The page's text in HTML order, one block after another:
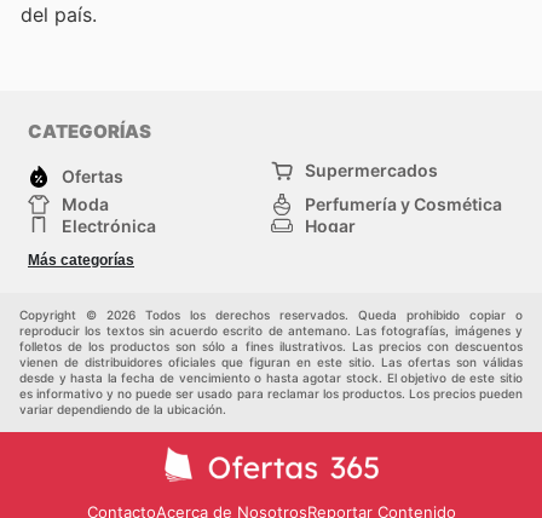
del país.
CATEGORÍAS
Ofertas
Supermercados
Moda
Perfumería y Cosmética
Electrónica
Hogar
Deporte
Juguetes y bebés
Más categorías
Copyright © 2026 Todos los derechos reservados. Queda prohibido copiar o
reproducir los textos sin acuerdo escrito de antemano. Las fotografías, imágenes y
folletos de los productos son sólo a fines ilustrativos. Las precios con descuentos
vienen de distribuidores oficiales que figuran en este sitio. Las ofertas son válidas
desde y hasta la fecha de vencimiento o hasta agotar stock. El objetivo de este sitio
es informativo y no puede ser usado para reclamar los productos. Los precios pueden
variar dependiendo de la ubicación.
ContactoAcerca de NosotrosReportar Contenido